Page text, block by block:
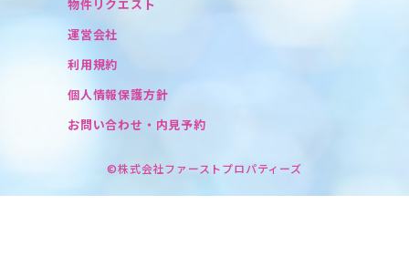
物件リクエスト
運営会社
利用規約
個人情報保護方針
お問い合わせ・内見予約
©株式会社ファーストプロパティーズ